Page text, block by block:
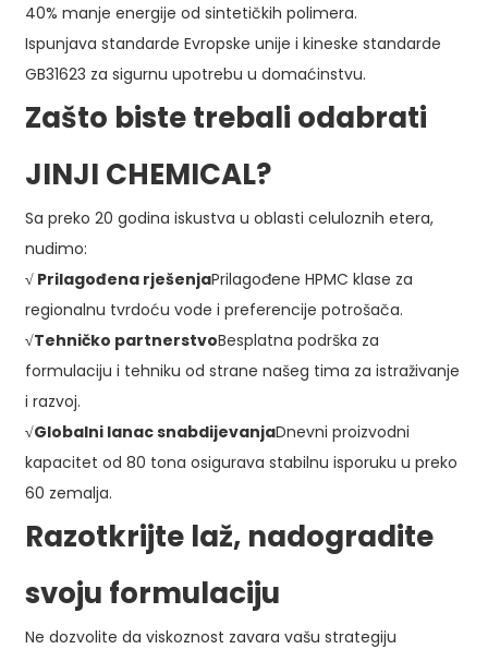
40% manje energije od sintetičkih polimera.
Ispunjava standarde Evropske unije i kineske standarde
GB31623 za sigurnu upotrebu u domaćinstvu.
Zašto biste trebali odabrati
JINJI CHEMICAL?
Sa preko 20 godina iskustva u oblasti celuloznih etera,
nudimo:
√ Prilagođena rješenjaPrilagođene HPMC klase za
regionalnu tvrdoću vode i preferencije potrošača.
√Tehničko partnerstvoBesplatna podrška za
formulaciju i tehniku ​​od strane našeg tima za istraživanje
i razvoj.
√Globalni lanac snabdijevanjaDnevni proizvodni
kapacitet od 80 tona osigurava stabilnu isporuku u preko
60 zemalja.
Razotkrijte laž, nadogradite
svoju formulaciju
Ne dozvolite da viskoznost zavara vašu strategiju